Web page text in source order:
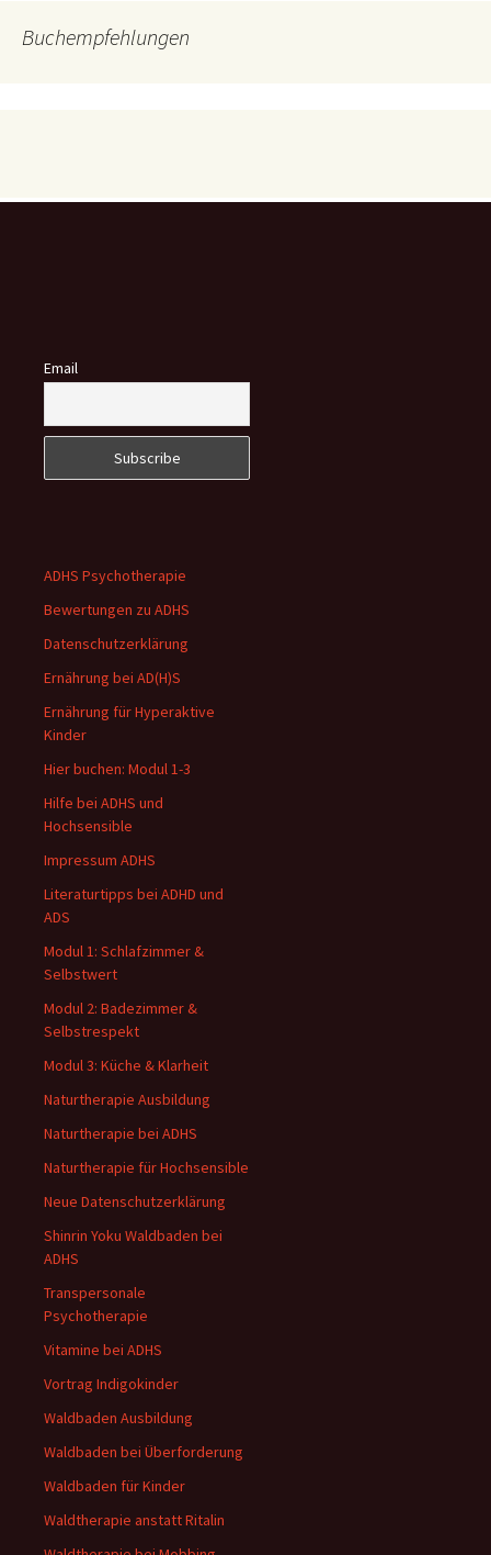
Buchempfehlungen
Email
ADHS Psychotherapie
Bewertungen zu ADHS
Datenschutzerklärung
Ernährung bei AD(H)S
Ernährung für Hyperaktive
Kinder
Hier buchen: Modul 1-3
Hilfe bei ADHS und
Hochsensible
Impressum ADHS
Literaturtipps bei ADHD und
ADS
Modul 1: Schlafzimmer &
Selbstwert
Modul 2: Badezimmer &
Selbstrespekt
Modul 3: Küche & Klarheit
Naturtherapie Ausbildung
Naturtherapie bei ADHS
Naturtherapie für Hochsensible
Neue Datenschutzerklärung
Shinrin Yoku Waldbaden bei
ADHS
Transpersonale
Psychotherapie
Vitamine bei ADHS
Vortrag Indigokinder
Waldbaden Ausbildung
Waldbaden bei Überforderung
Waldbaden für Kinder
Waldtherapie anstatt Ritalin